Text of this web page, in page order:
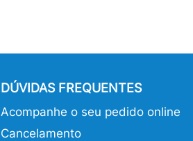
DÚVIDAS FREQUENTES
Acompanhe o seu pedido online
Cancelamento